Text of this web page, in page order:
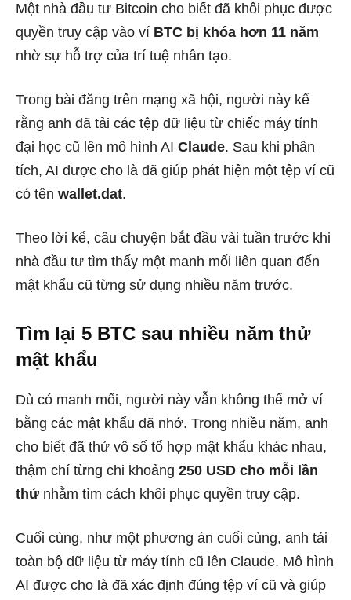
Một nhà đầu tư Bitcoin cho biết đã khôi phục được
quyền truy cập vào ví BTC bị khóa hơn 11 năm
nhờ sự hỗ trợ của trí tuệ nhân tạo.
Trong bài đăng trên mạng xã hội, người này kể
rằng anh đã tải các tệp dữ liệu từ chiếc máy tính
đại học cũ lên mô hình AI Claude. Sau khi phân
tích, AI được cho là đã giúp phát hiện một tệp ví cũ
có tên wallet.dat.
Theo lời kể, câu chuyện bắt đầu vài tuần trước khi
nhà đầu tư tìm thấy một manh mối liên quan đến
mật khẩu cũ từng sử dụng nhiều năm trước.
Tìm lại 5 BTC sau nhiều năm thử
mật khẩu
Dù có manh mối, người này vẫn không thể mở ví
bằng các mật khẩu đã nhớ. Trong nhiều năm, anh
cho biết đã thử vô số tổ hợp mật khẩu khác nhau,
thậm chí từng chi khoảng 250 USD cho mỗi lần
thử nhằm tìm cách khôi phục quyền truy cập.
Cuối cùng, như một phương án cuối cùng, anh tải
toàn bộ dữ liệu từ máy tính cũ lên Claude. Mô hình
AI được cho là đã xác định đúng tệp ví cũ và giúp